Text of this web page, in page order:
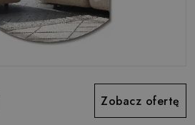
Zobacz ofertę